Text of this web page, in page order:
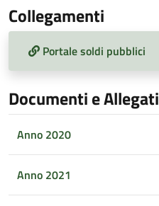
Collegamenti
Portale soldi pubblici
Documenti e Allegati
Anno 2020
Anno 2021